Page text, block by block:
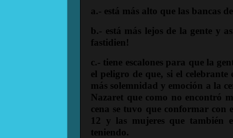
a.- está más alto que las bancas
b.- está más lejos de la gente y
fastidien!
c.- tiene escalones para que la
el peligro de que, si el celebrante
más solemnidad y emoción a la
Nazaret que como no encontró
cena se tuvo que conformar con
12 y las mujeres que también
teniendo.